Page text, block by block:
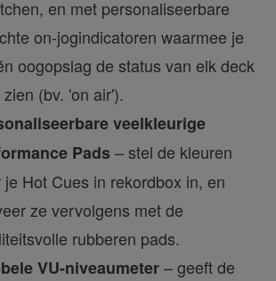
en met personaliseerbare
on-jogindicatoren waarmee je
oogopslag de status van elk deck
(bv. 'on air').
veelkleurige
Pads – stel de kleuren
je Hot Cues in rekordbox in, en
ze vervolgens met de
rubberen pads.
VU-niveaumeter– geeft de